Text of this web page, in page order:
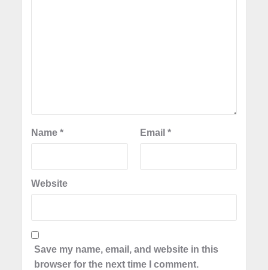
Name* Email *
Website
Save my name, email, and website in this
browser for the next time I comment.